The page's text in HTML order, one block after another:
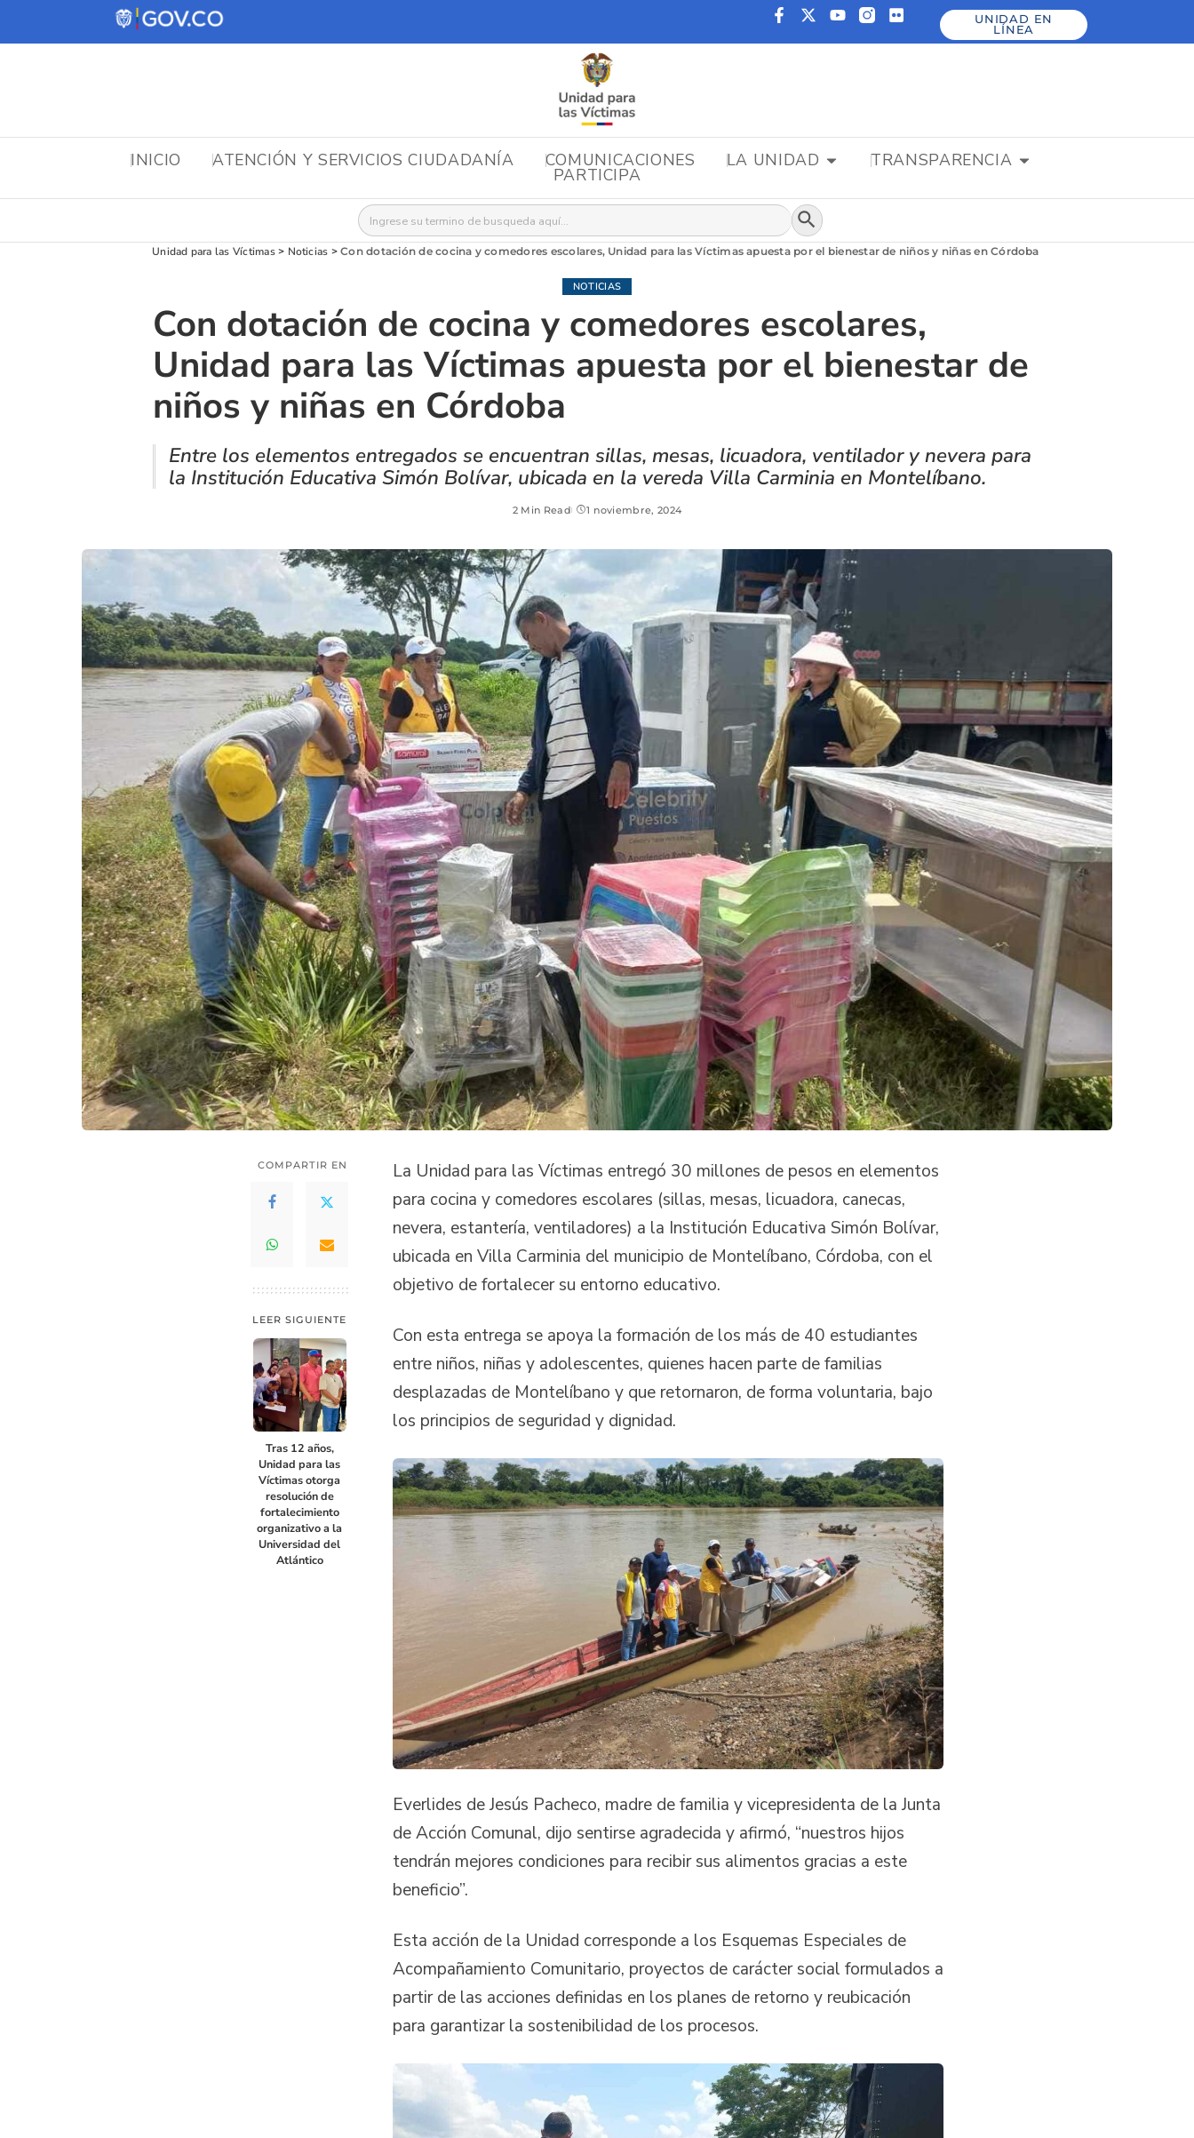
UNIDAD EN
LÍNEA
INICIO ATENCIÓN Y SERVICIOS CIUDADANÍA COMUNICACIONES LA UNIDAD TRANSPARENCIA
PARTICIPA
Buscar: Botón de búsqueda
Unidad para las Víctimas> Noticias >Con dotación de cocina y comedores escolares, Unidad para las Víctimas apuesta por el bienestar de niños y niñas en Córdoba
NOTICIAS
Con dotación de cocina y comedores escolares,
Unidad para las Víctimas apuesta por el bienestar de
niños y niñas en Córdoba
Entre los elementos entregados se encuentran sillas, mesas, licuadora, ventilador y nevera para
la Institución Educativa Simón Bolívar, ubicada en la vereda Villa Carminia en Montelíbano.
2 Min Read 1 noviembre, 2024
COMPARTIR EN
LEER SIGUIENTE
Tras 12 años,
Unidad para las
Víctimas otorga
resolución de
fortalecimiento
organizativo a la
Universidad del
Atlántico
La Unidad para las Víctimas entregó 30 millones de pesos en elementos
para cocina y comedores escolares (sillas, mesas, licuadora, canecas,
nevera, estantería, ventiladores) a la Institución Educativa Simón Bolívar,
ubicada en Villa Carminia del municipio de Montelíbano, Córdoba, con el
objetivo de fortalecer su entorno educativo.
Con esta entrega se apoya la formación de los más de 40 estudiantes
entre niños, niñas y adolescentes, quienes hacen parte de familias
desplazadas de Montelíbano y que retornaron, de forma voluntaria, bajo
los principios de seguridad y dignidad.
Everlides de Jesús Pacheco, madre de familia y vicepresidenta de la Junta
de Acción Comunal, dijo sentirse agradecida y afirmó, “nuestros hijos
tendrán mejores condiciones para recibir sus alimentos gracias a este
beneficio”.
Esta acción de la Unidad corresponde a los Esquemas Especiales de
Acompañamiento Comunitario, proyectos de carácter social formulados a
partir de las acciones definidas en los planes de retorno y reubicación
para garantizar la sostenibilidad de los procesos.